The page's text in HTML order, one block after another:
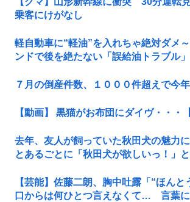
乗客にけがなし
軽自動車に“軽油”を入れちゃ絶対ダメ
ンドで後を絶たない「誤給油トラブル」
７月の倒産件数、１０００件超えで今
【動画】 黒猫がお布団にダイヴ・・・
去年、友人が飼っていた秋田犬の魅力
とあるごとに「秋田犬が欲しいっ！」
【芸能】佐藤二朗、胸中吐露「“ほんと
口からは何ひとつ言えなくて… 言葉に